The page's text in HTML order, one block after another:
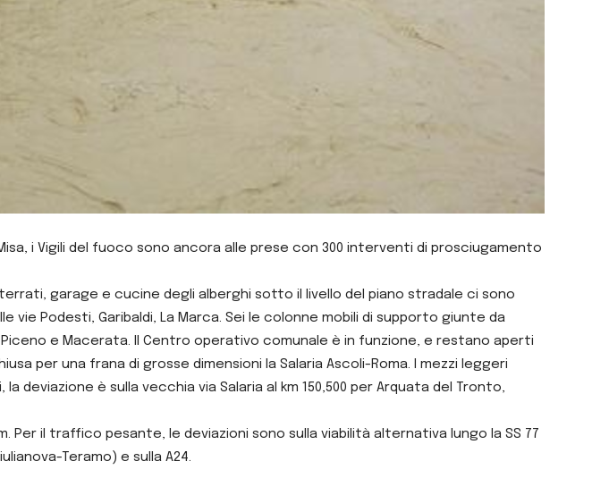
i Vigili del fuoco sono ancora alle prese con 300 interventi di prosciugamento
garage e cucine degli alberghi sotto il livello del piano stradale ci sono
Podesti, Garibaldi, La Marca. Sei le colonne mobili di supporto giunte da
e Macerata. Il Centro operativo comunale è in funzione, e restano aperti
per una frana di grosse dimensioni la Salaria Ascoli-Roma. I mezzi leggeri
deviazione è sulla vecchia via Salaria al km 150,500 per Arquata del Tronto,
Per il traffico pesante, le deviazioni sono sulla viabilità alternativa lungo la SS 77
Teramo) e sulla A24.